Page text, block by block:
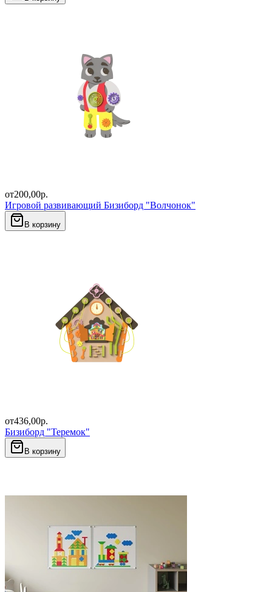
от200,00р.
Игровой развивающий Бизиборд "Волчонок"
В корзину
от436,00р.
Бизиборд "Теремок"
В корзину